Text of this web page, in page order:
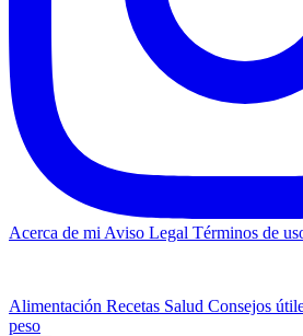
Acerca de mi Aviso Legal Términos de
Alimentación Recetas Salud Consejos
peso